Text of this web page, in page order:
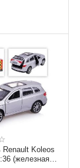
Koleos
(железная